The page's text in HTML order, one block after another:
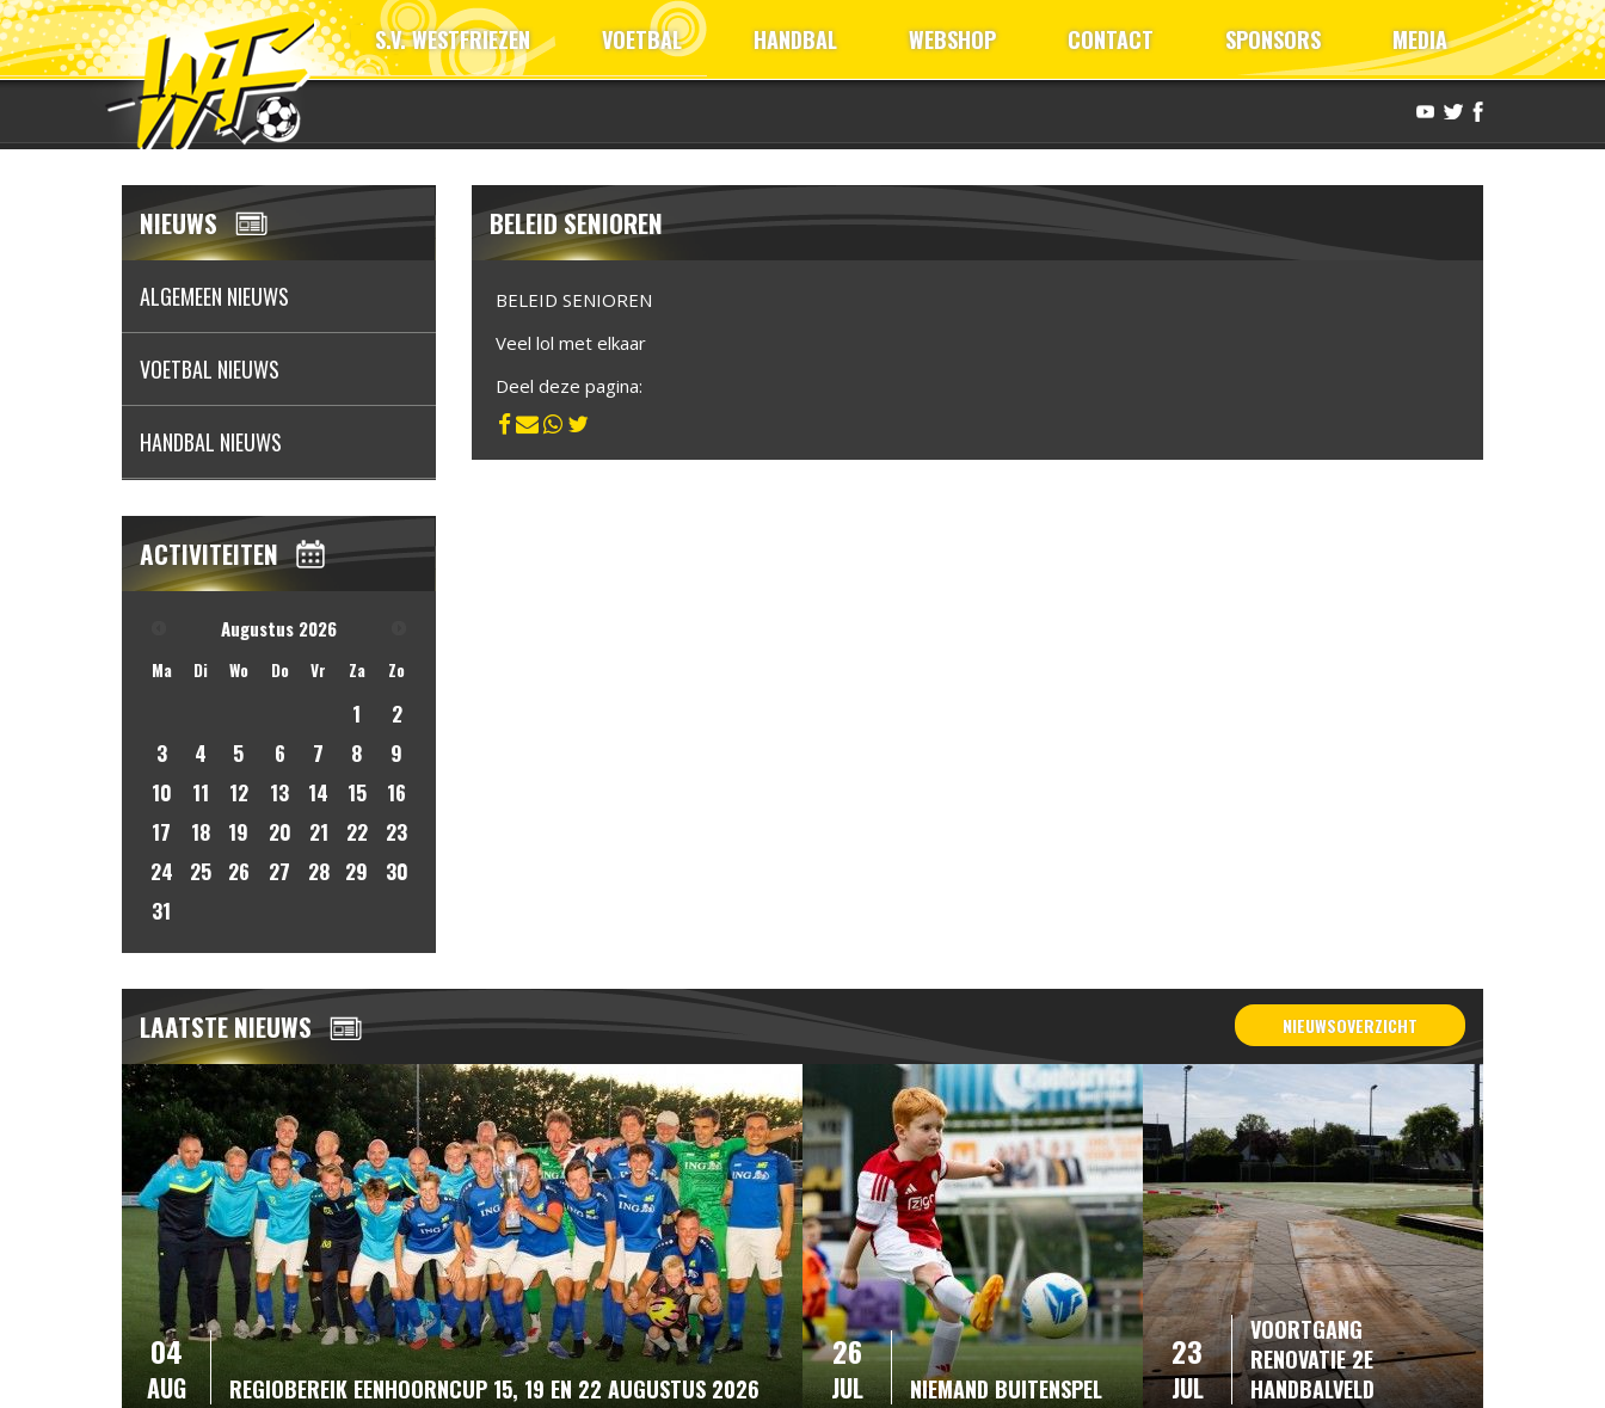
S.V. WESTFRIEZEN VOETBAL HANDBAL WEBSHOP CONTACT SPONSORS MEDIA
NIEUWS
ALGEMEEN NIEUWS
VOETBAL NIEUWS
HANDBAL NIEUWS
ACTIVITEITEN
Augustus 2026
Ma Di Wo Do Vr Za Zo
1
2
3
4 5 6 7 8
9
10
11 12 13 14 15
16
17
18 19 20 21 22
23
24
25 26 27 28 29
30
31
BELEID SENIOREN
BELEID SENIOREN
Veel lol met elkaar
Deel deze pagina:
LAATSTE NIEUWS NIEUWSOVERZICHT
04
AUG REGIOBEREIK EENHOORNCUP 15, 19 EN 22 AUGUSTUS 2026
26
JUL NIEMAND BUITENSPEL
23
JUL
VOORTGANG
RENOVATIE 2E
HANDBALVELD